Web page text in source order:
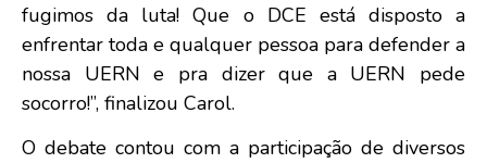
fugimos da luta! Que o DCE está disposto a
enfrentar toda e qualquer pessoa para defender a
nossa UERN e pra dizer que a UERN pede
socorro!”, finalizou Carol.
O debate contou com a participação de diversos